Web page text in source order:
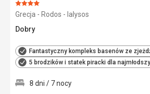
Ocena:
4/5
Grecja - Rodos - Ialysos
Dobry
Fantastyczny kompleks basenów ze
5 brodzików i statek piracki dla
8 dni / 7 nocy